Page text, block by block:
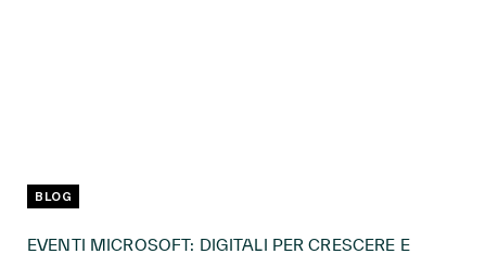
BLOG
EVENTI MICROSOFT: DIGITALI PER CRESCERE E